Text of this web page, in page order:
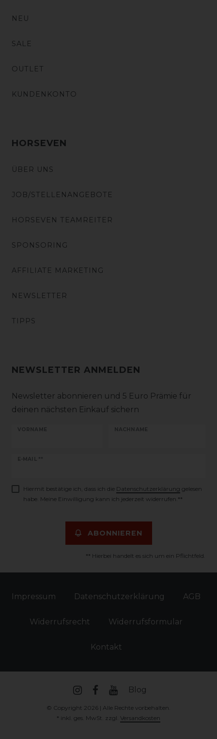
NEU
SALE
OUTLET
KUNDENKONTO
HORSEVEN
ÜBER UNS
JOB/STELLENANGEBOTE
HORSEVEN TEAMREITER
SPONSORING
AFFILIATE MARKETING
NEWSLETTER
TIPPS
NEWSLETTER ANMELDEN
Newsletter abonnieren und 5 Euro Prämie für
deinen nächsten Einkauf sichern
VORNAME NACHNAME
E-MAIL **
Newsletter
Hiermit bestätige ich, dass ich die Daten­schutz­erklärung gelesen
habe. Meine Einwilligung kann ich jederzeit widerrufen.**
ABONNIEREN
** Hierbei handelt es sich um ein Pflichtfeld.
Impressum Daten­schutz­erklärung AGB
Widerrufs­recht Widerrufs­formular
Kontakt
Blog
© Copyright 2026 | Alle Rechte vorbehalten.
* inkl. ges. MwSt. zzgl. Versandkosten